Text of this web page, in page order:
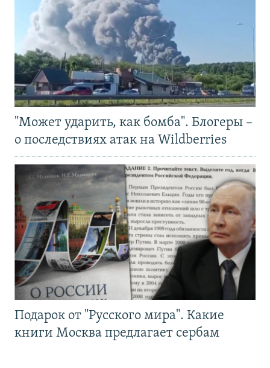
"Может ударить, как бомба". Блогеры –
о последствиях атак на Wildberries
Подарок от "Русского мира". Какие
книги Москва предлагает сербам